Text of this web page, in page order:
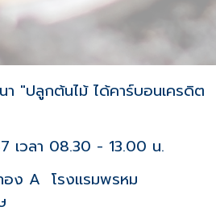
"ปลูกต้นไม้ ได้คาร์บอนเครดิต
เวลา 08.30 - 13.00 น.
ง A โรงแรมพรหม